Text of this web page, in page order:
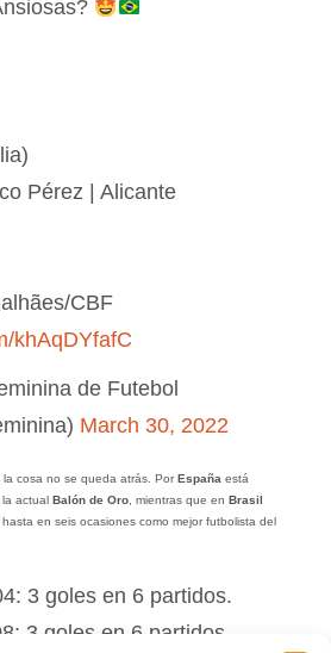
Pérez | Alicante
CBF
khAqDYfafC
de Futebol
March 30, 2022
cosa no se queda atrás. PorEspañaestá
la actual Balón de Oro, mientras que en Brasil
en seis ocasiones como mejor futbolista del
3 goles en 6 partidos.
3 goles en 6 partidos.